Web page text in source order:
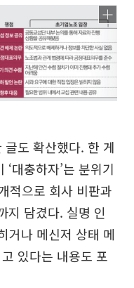
도 확산했다. 한 게
대충하자’는 분위기
적으로 회사 비판과
지 담겼다. 실명 인
거나 메신저 상태 메
있다는 내용도 포